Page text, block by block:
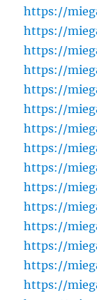
https://
https://
https://
https://
https://
https://
https://
https://
https://
https://
https://
https://
https://
https://
https://